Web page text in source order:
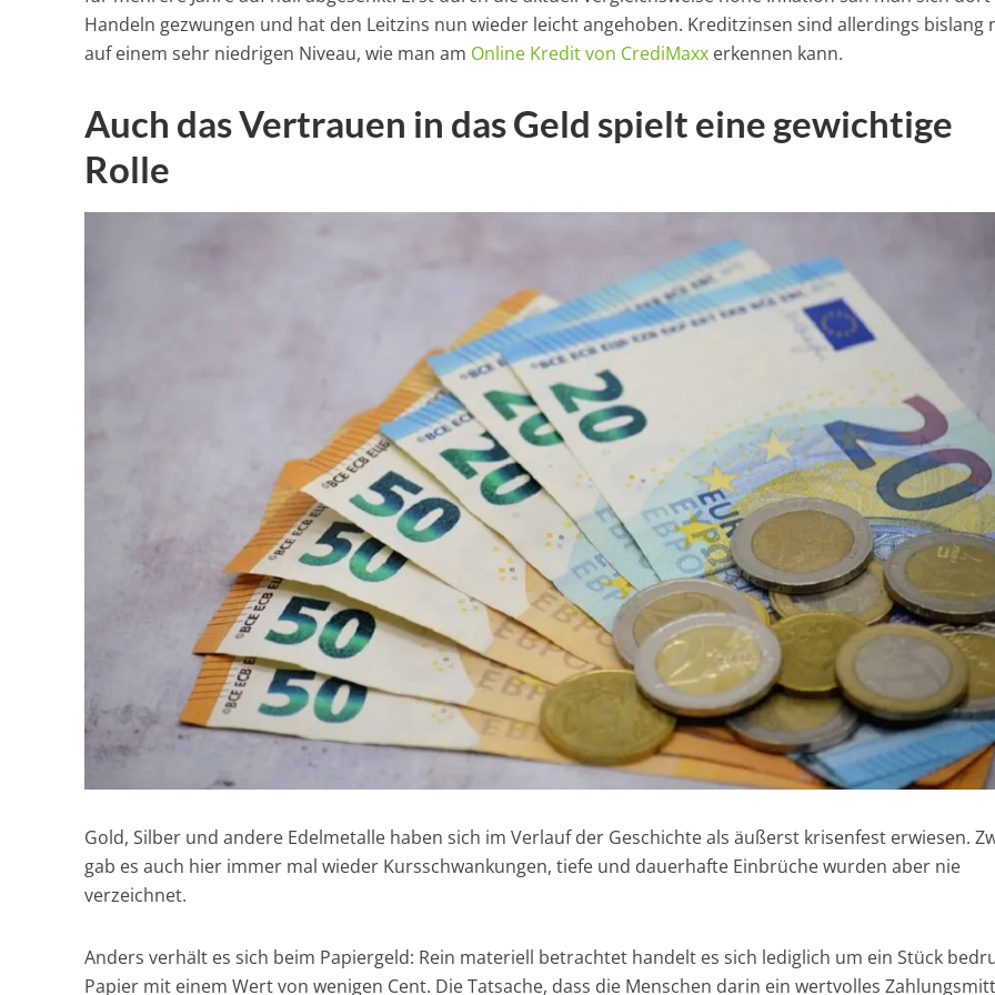
Handeln gezwungen und hat den Leitzins nun wieder leicht angehoben. Kreditzinsen sind allerdings bislang
auf einem sehr niedrigen Niveau, wie man am Online Kredit von CrediMaxxerkennen kann.
Auch das Vertrauen in das Geld spielt eine gewichtige
Rolle
Gold, Silber und andere Edelmetalle haben sich im Verlauf der Geschichte als äußerst krisenfest erwiesen.
gab es auch hier immer mal wieder Kursschwankungen, tiefe und dauerhafte Einbrüche wurden aber nie
verzeichnet.
Anders verhält es sich beim Papiergeld: Rein materiell betrachtet handelt es sich lediglich um ein Stück
Papier mit einem Wert von wenigen Cent. Die Tatsache, dass die Menschen darin ein wertvolles